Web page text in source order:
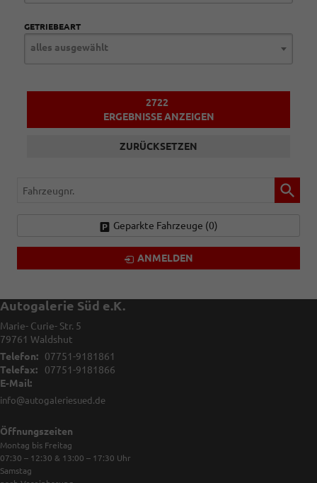
GETRIEBEART
alles ausgewählt
2722
ERGEBNISSE ANZEIGEN
ZURÜCKSETZEN
Fahrzeugnr.
Geparkte Fahrzeuge (0)
ANMELDEN
Autogalerie Süd e.K.
Marie- Curie- Str. 5
79761 Waldshut
Telefon:
07751-9181861
Telefax:
07751-9181866
E-Mail:
info@autogaleriesued.de
Öffnungszeiten
Montag bis Freitag
07:30 – 12:30 & 13:00 – 17:30 Uhr
Samstag